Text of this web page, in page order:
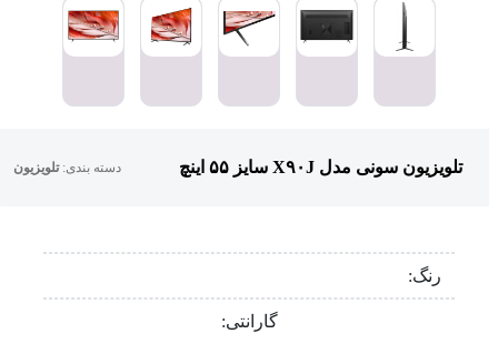
تلویزیون سونی مدل X۹۰J سایز ۵۵ اینچ دسته بندی:تلویزیون
رنگ:
گارانتی: